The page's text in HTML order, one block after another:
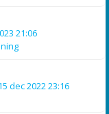
21:06
dec 2022 23:16